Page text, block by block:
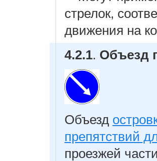
стрелок,
движения на
4.2.1. Объезд
Объезд
препятствий
проезжей